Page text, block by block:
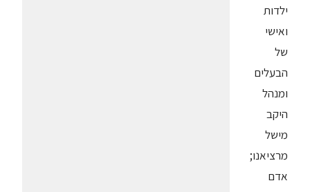
ילדות
ואישי
של
הבעלים
ומנהל
היקב
מישל
מרציאנו;
אדם